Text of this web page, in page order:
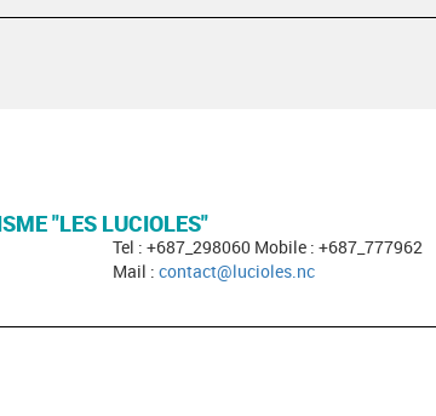
"LES LUCIOLES"
Tel : +687_298060 Mobile : +687_777962
Mail : contact@lucioles.nc